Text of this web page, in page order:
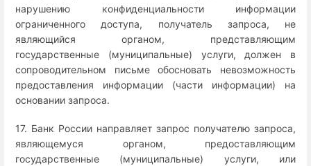
нарушению конфиденциальности информации
ограниченного доступа, получатель запроса, не
являющийся органом, представляющим
государственные (муниципальные) услуги, должен в
сопроводительном письме обосновать невозможность
предоставления информации (части информации) на
основании запроса.
17. Банк России направляет запрос получателю запроса,
являющемуся органом, предоставляющим
государственные (муниципальные) услуги, или